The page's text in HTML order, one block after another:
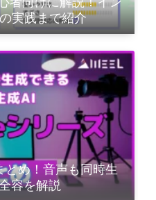
実践まで紹介
とめ！音声も同時生
容を解説